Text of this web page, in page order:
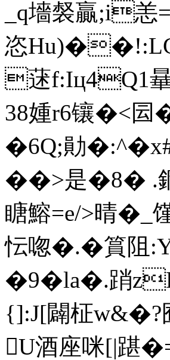
_q墻裻贏;i
恣
蒁f:Iц4Q1曅
38媑r6镶�<囩
�6Q;勛
��>是�8�
瞊鰫=e/>晴�_
忶唿�.�篔阻:Y
�9� la�.踃
{]:J[闢柾w&�?
U酒座咪[|